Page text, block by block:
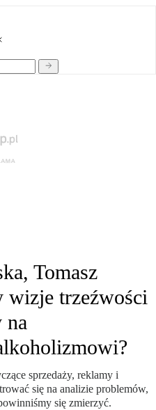
Tomasz
wizje trzeźwości
na
sprzedaży, reklamy i
się na analizie problemów,
się zmierzyć.